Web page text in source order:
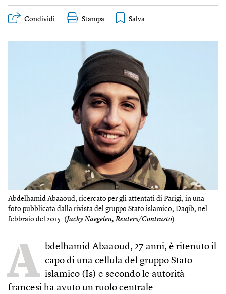
Condividi Stampa
Abdelhamid Abaaoud, ricercato per gli attentati di Parigi, in una
foto pubblicata dalla rivista del gruppo Stato islamico, Daqib, nel
febbraio del 2015. (Jacky Naegelen, Reuters/Contrasto)
A bdelhamid Abaaoud, 27 anni, è ritenuto il
capo di una cellula del gruppo Stato
islamico (Is) e secondo le autorità
francesi ha avuto un ruolo centrale